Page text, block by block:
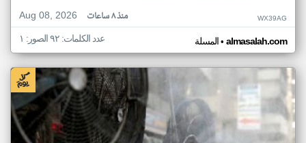
Aug 08, 2026
منذ ٨ ساعات WX39AG
المسلة• almasalah.com عدد الكلمات: ٩٢ الصور: ١